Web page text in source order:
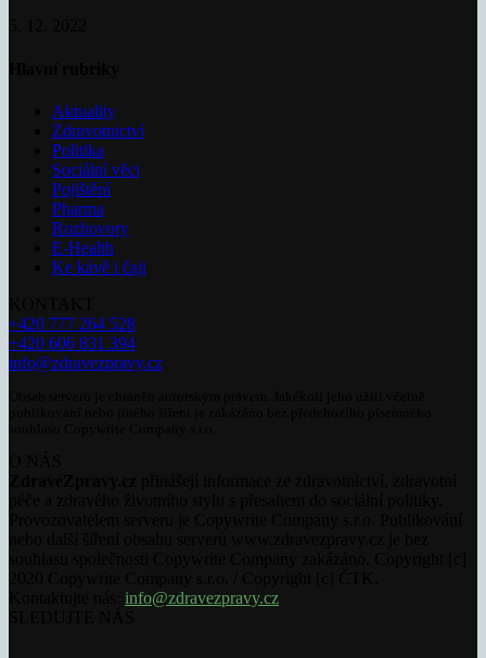
Aktuality
Zdravotnictví
Politika
Sociální věci
Pojištění
Pharma
Rozhovory
E-Health
Ke kávě i čaji
+420 777 264 528
+420 606 831 394
info@zdravezpravy.cz
info@zdravezpravy.cz